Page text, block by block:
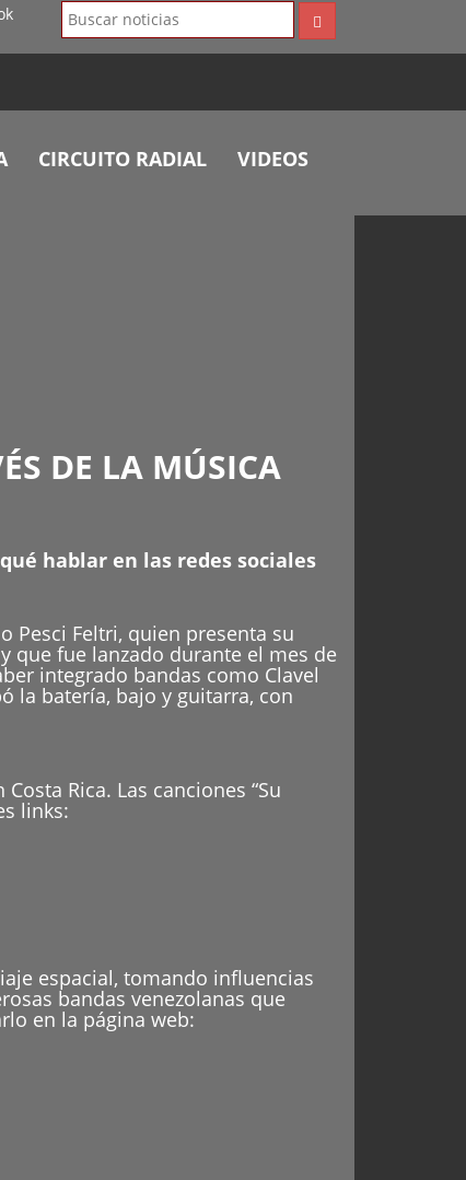
CIRCUITO RADIAL VIDEOS
DE LA MÚSICA
hablar en las redes sociales
Pesci Feltri, quien presenta su
que fue lanzado durante el mes de
integrado bandas como Clavel
la batería, bajo y guitarra, con
Rica. Las canciones “Su
links:
espacial, tomando influencias
bandas venezolanas que
en la página web: